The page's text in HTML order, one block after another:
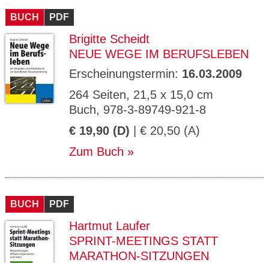
BUCH PDF
Brigitte Scheidt
NEUE WEGE IM BERUFSLEBEN
Erscheinungstermin: 16.03.2009
264 Seiten, 21,5 x 15,0 cm
Buch, 978-3-89749-921-8
€ 19,90 (D) | € 20,50 (A)
Zum Buch
BUCH PDF
Hartmut Laufer
SPRINT-MEETINGS STATT
MARATHON-SITZUNGEN